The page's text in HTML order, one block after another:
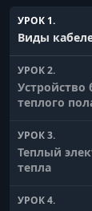
УРОК 1.
Виды
УРОК 2.
Устройство
теплого
УРОК 3.
Теплый
тепла
УРОК 4.